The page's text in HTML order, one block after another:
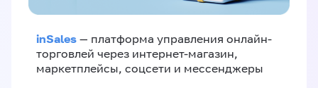
inSales — платформа управления онлайн-
торговлей через интернет-магазин,
маркетплейсы, соцсети и мессенджеры